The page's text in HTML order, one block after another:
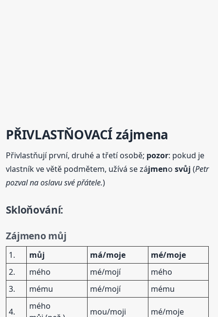
PŘIVLASTŇOVACÍ zájmena
Přivlastňují první, druhé a třetí osobě; pozor: pokud je
vlastník ve větě podmětem, užívá se zájmenosvůj (Petr
pozval na oslavu své přátele.)
Skloňování:
Zájmeno můj
1. můj má/moje
mé/moje
2.
mého mé/mojí
mého
3.
mému mé/mojí mému
4.
mého
mou/moji mé/moje